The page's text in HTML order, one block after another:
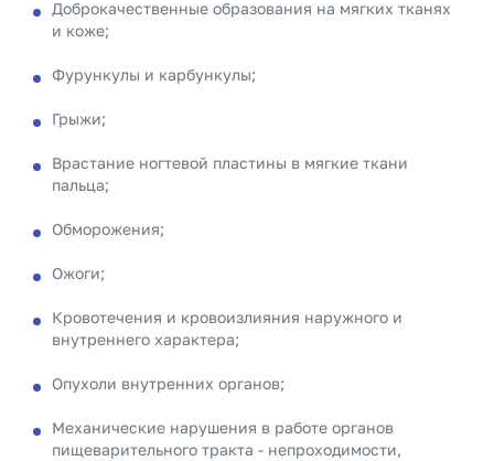
Доброкачественные образования на мягких тканях
и коже;
Фурункулы и карбункулы;
Грыжи;
Врастание ногтевой пластины в мягкие ткани
пальца;
Обморожения;
Ожоги;
Кровотечения и кровоизлияния наружного и
внутреннего характера;
Опухоли внутренних органов;
Механические нарушения в работе органов
пищеварительного тракта - непроходимости,